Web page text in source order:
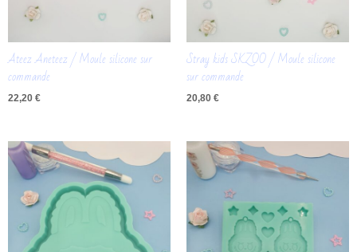
Ateez Aneteez / Moule silicone sur
commande
22,20 €
Stray kids SKZOO / Moule silicone
sur commande
20,80 €